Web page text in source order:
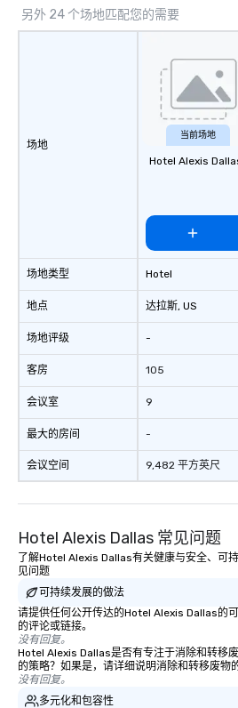
另外 24 个场地匹配您的需要
场地
场地类型
地点
场地评级
客房
会议室
最大的房间
会议空间
当前场地
Hotel Alexis
Hotel
达拉斯, US
-
105
9
-
9,482 平方英尺
Hotel Alexis Dallas 常见问题
了解Hotel Alexis Dallas有关健康与安全、可
见问题
可持续发展的做法
请提供任何公开传达的Hotel Alexis Dallas的
的评论或链接。
没有回复。
Hotel Alexis Dallas是否有专注于消除和转移
的策略？如果是，请详细说明消除和转移废物
没有回复。
多元化和包容性